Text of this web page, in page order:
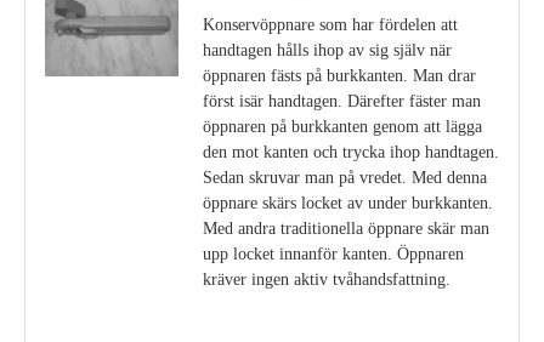
Konservöppnare som har fördelen att
handtagen hålls ihop av sig själv när
öppnaren fästs på burkkanten. Man drar
först isär handtagen. Därefter fäster man
öppnaren på burkkanten genom att lägga
den mot kanten och trycka ihop handtagen.
Sedan skruvar man på vredet. Med denna
öppnare skärs locket av under burkkanten.
Med andra traditionella öppnare skär man
upp locket innanför kanten. Öppnaren
kräver ingen aktiv tvåhandsfattning.